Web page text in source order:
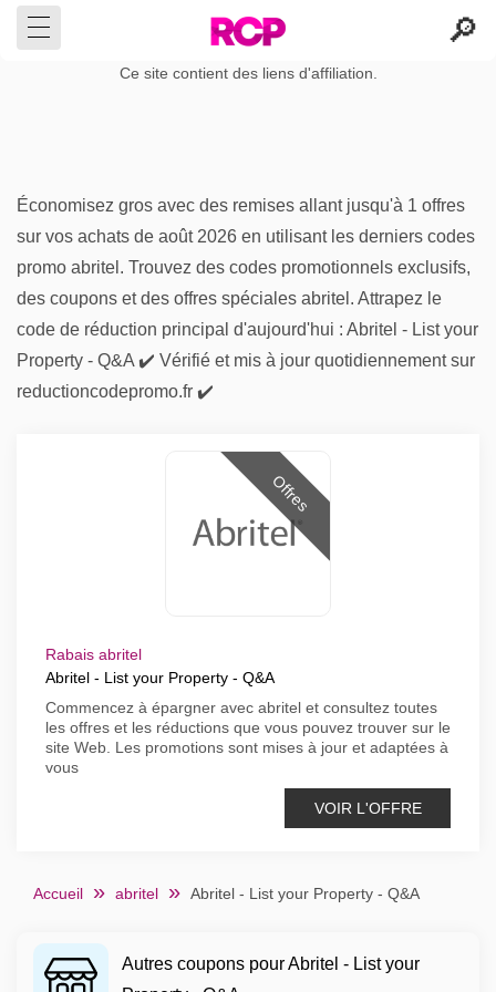
Ce site contient des liens d'affiliation.
Économisez gros avec des remises allant jusqu'à 1 offres
sur vos achats de août 2026 en utilisant les derniers codes
promo abritel. Trouvez des codes promotionnels exclusifs,
des coupons et des offres spéciales abritel. Attrapez le
code de réduction principal d'aujourd'hui : Abritel - List your
Property - Q&A ✔️ Vérifié et mis à jour quotidiennement sur
reductioncodepromo.fr ✔️
Offres
Rabais abritel
Abritel - List your Property - Q&A
Commencez à épargner avec abritel et consultez toutes
les offres et les réductions que vous pouvez trouver sur le
site Web. Les promotions sont mises à jour et adaptées à
vous
VOIR L'OFFRE
Accueil abritel Abritel - List your Property - Q&A
Autres coupons pour Abritel - List your